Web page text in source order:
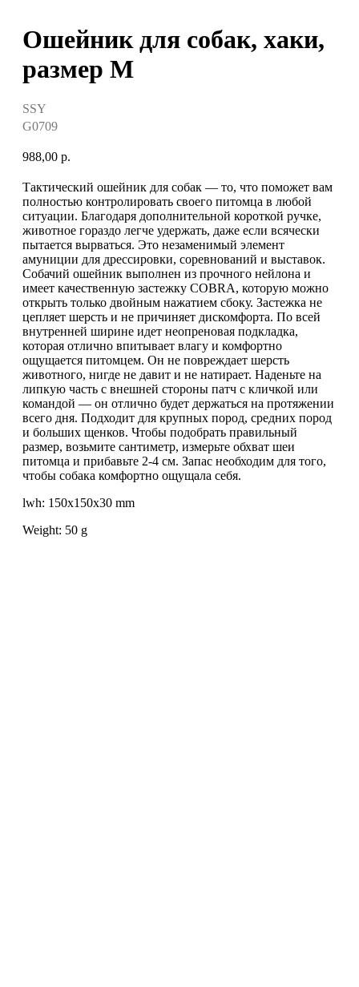
Ошейник для собак, хаки,
размер M
SSY
G0709
988,00 р.
Тактический ошейник для собак — то, что поможет вам
полностью контролировать своего питомца в любой
ситуации. Благодаря дополнительной короткой ручке,
животное гораздо легче удержать, даже если всячески
пытается вырваться. Это незаменимый элемент
амуниции для дрессировки, соревнований и выставок.
Собачий ошейник выполнен из прочного нейлона и
имеет качественную застежку COBRA, которую можно
открыть только двойным нажатием сбоку. Застежка не
цепляет шерсть и не причиняет дискомфорта. По всей
внутренней ширине идет неопреновая подкладка,
которая отлично впитывает влагу и комфортно
ощущается питомцем. Он не повреждает шерсть
животного, нигде не давит и не натирает. Наденьте на
липкую часть с внешней стороны патч с кличкой или
командой — он отлично будет держаться на протяжении
всего дня. Подходит для крупных пород, средних пород
и больших щенков. Чтобы подобрать правильный
размер, возьмите сантиметр, измерьте обхват шеи
питомца и прибавьте 2-4 см. Запас необходим для того,
чтобы собака комфортно ощущала себя.
lwh: 150x150x30 mm
Weight: 50 g